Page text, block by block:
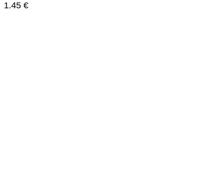
1.45 €